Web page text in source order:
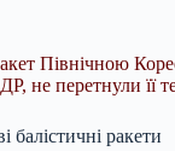
Північною
не перетнули її
балістичні ракети